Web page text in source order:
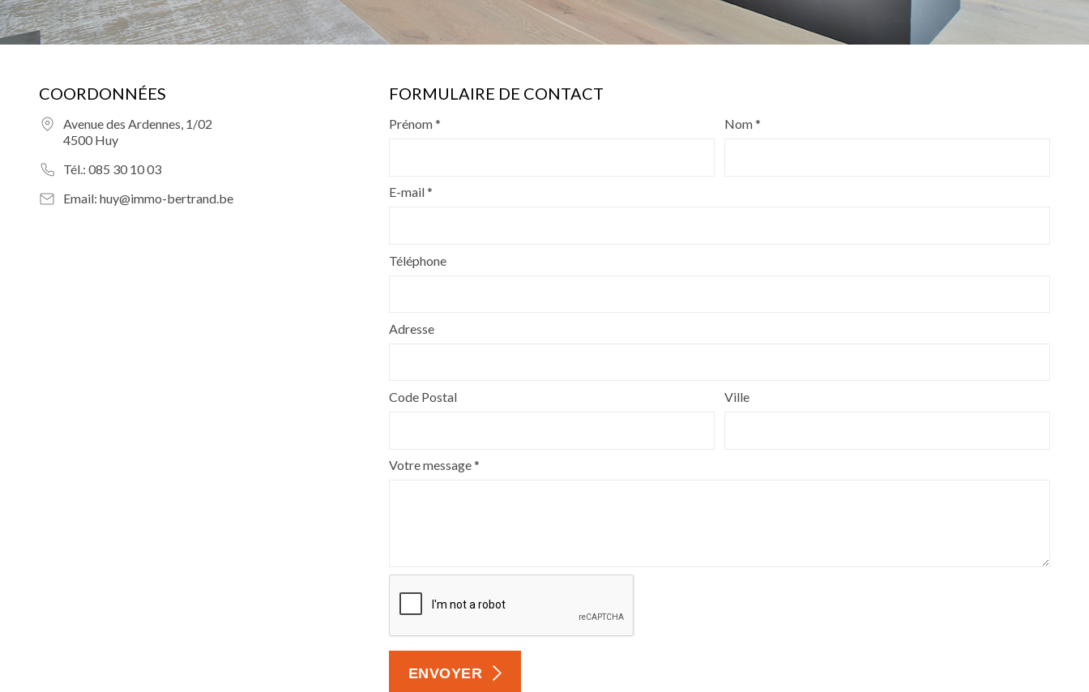
COORDONNÉES
Avenue des Ardennes, 1/02
4500 Huy
Tél.: 085 30 10 03
Email: huy@immo-bertrand.be
FORMULAIRE DE CONTACT
Prénom * Nom *
E-mail *
Téléphone
Adresse
Code Postal Ville
Votre message *
ENVOYER